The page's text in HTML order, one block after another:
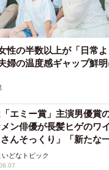
性の半数以上が「日常
婦の温度感ギャップ鮮明
エミー賞」主演男優賞
ン俳優が長髪ヒゲのワ
んそっくり」「新たな
いどなトピック